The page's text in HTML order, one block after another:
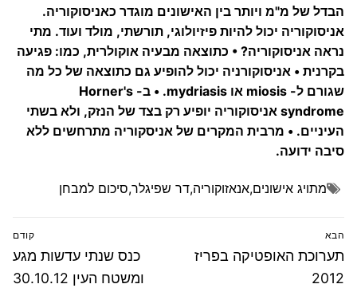
הבדל של מ"מ ויותר בין האישונים מוגדר כאניסוקוריה.
אניסוקוריה יכול להיות פיזיולוגי, תורשתי, מולד ועוד. מתי
נראה אניסוקוריה? • כתוצאה מבעיה אוקולרית, כמו: פגיעה
בקרנית • אניסוקורניה יכול להופיע גם כתוצאה של כל מה
שגורם ל- miosis או mydriasis. • ב- Horner's
syndrome אניסוקוריה יופיע רק בצד של הנזק, ולא בשתי
העיניים. • מרבית המקרים של אניסקוריה מתרחשים ללא
סיבה ידועה.
מתויג אישונים,אנאזוקוריה,דר שפיגלר,סיכום למבחן
ניווט קודם
פוסט
קודם:
כנס שנתי עדשות מגע
ומשטח העין 30.10.12
הבא
הפוסט
הבא:
תערוכת האופטיקה בפריז
2012